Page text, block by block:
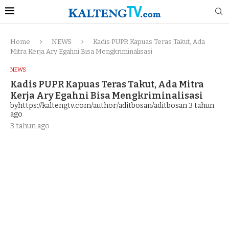
Home NEWS
Kadis PUPR Kapuas Teras Takut, Ada
Mitra Kerja Ary Egahni Bisa Mengkriminalisasi
NEWS
Kadis PUPR Kapuas Teras Takut, Ada Mitra
Kerja Ary Egahni Bisa Mengkriminalisasi
byhttps://kaltengtv.com/author/aditbosan/aditbosan3 tahun
ago
3 tahun ago